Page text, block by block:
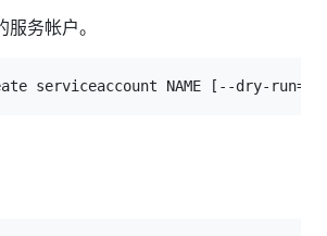
务帐户。